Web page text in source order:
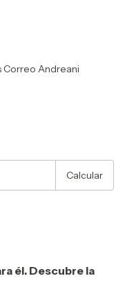
Correo Andreani
Calcular
él. Descubre la